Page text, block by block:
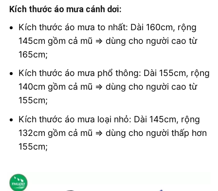
Kích thước áo mưa cánh dơi:
Kích thước áo mưa to nhất: Dài 160cm, rộng
145cm gồm cả mũ => dùng cho người cao từ
165cm;
Kích thước áo mưa phổ thông: Dài 155cm, rộng
140cm gồm cả mũ => dùng cho người cao từ
155cm;
Kích thước áo mưa loại nhỏ: Dài 145cm, rộng
132cm gồm cả mũ => dùng cho người thấp hơn
155cm;